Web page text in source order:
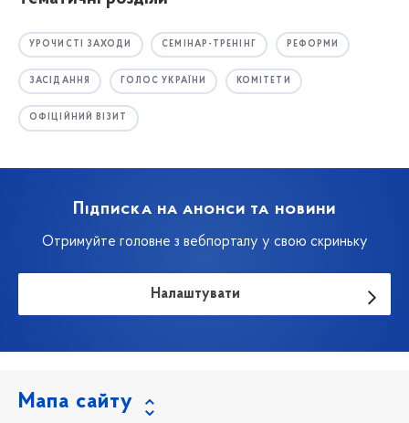
УРОЧИСТІ ЗАХОДИ СЕМІНАР-ТРЕНІНГ РЕФОРМИ
ЗАСІДАННЯ ГОЛОС УКРАЇНИ КОМІТЕТИ
ОФІЦІЙНИЙ ВІЗИТ
Підписка на анонси та новини
Отримуйте головне з вебпорталу у свою скриньку
Налаштувати
Мапа сайту